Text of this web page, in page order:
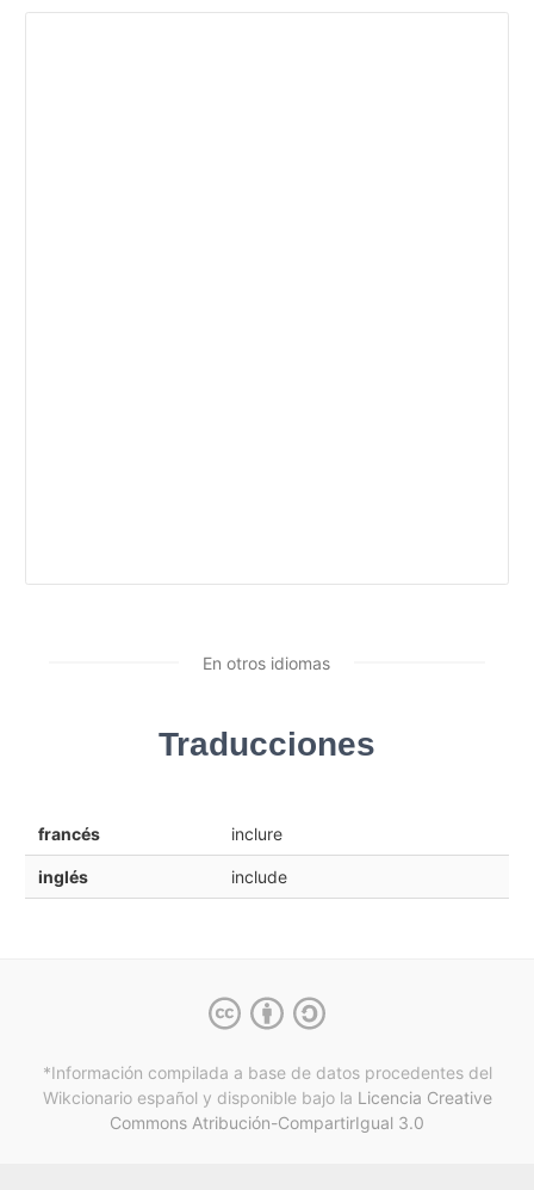
En otros idiomas
Traducciones
francés inclure
inglés include
*Información compilada a base de datos procedentes del
Wikcionario español y disponible bajo la Licencia Creative
Commons Atribución-CompartirIgual 3.0